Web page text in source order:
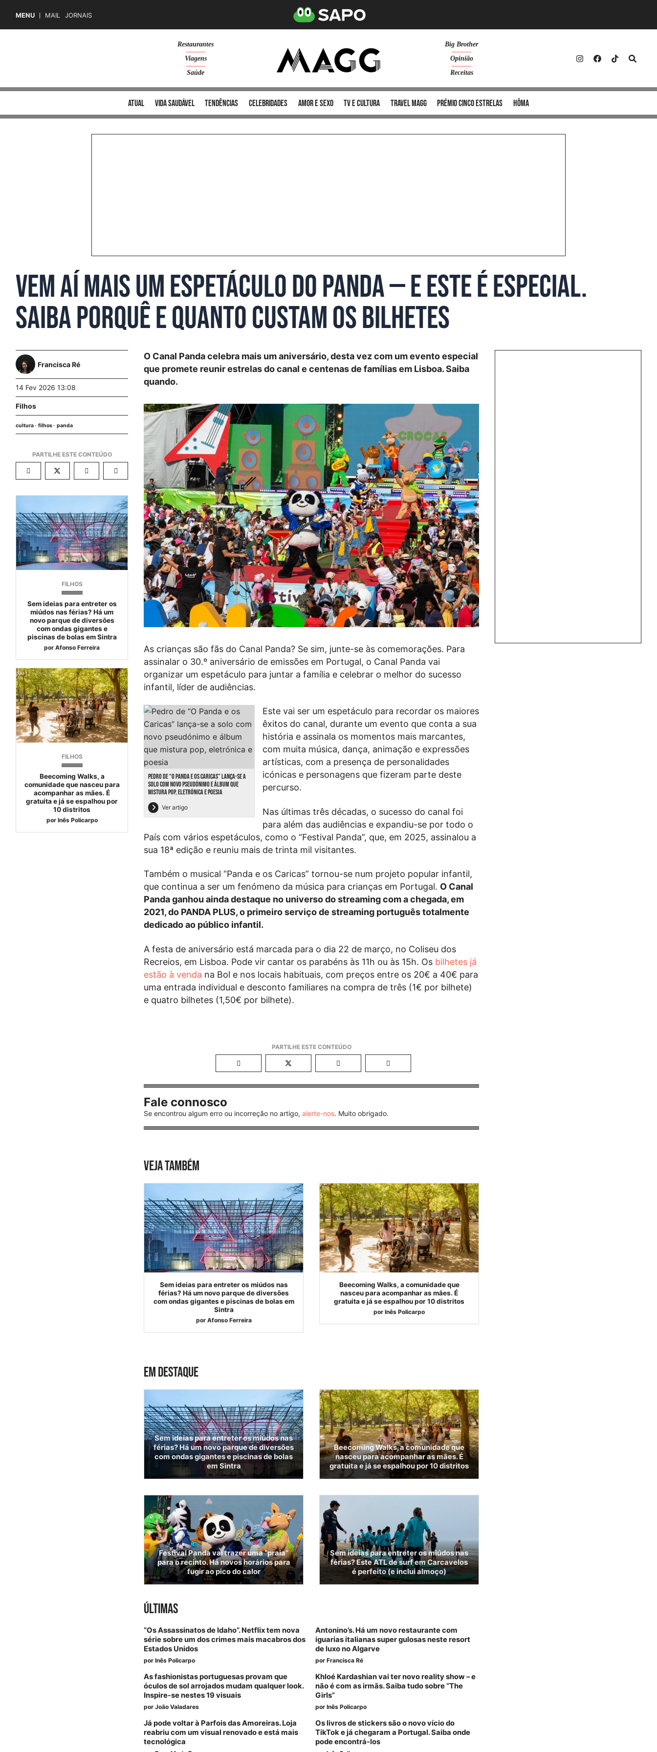
MENU MAIL JORNAIS
Restaurantes
Viagens
Saúde
Big Brother
Opinião
Receitas
atual vida saudável tendências celebridades amor e sexo TV e cultura Travel MAGG Prémio Cinco Estrelas Hôma
Vem aí mais um espetáculo do Panda — e este é especial.
Saiba porquê e quanto custam os bilhetes
Francisca Ré
14 Fev 2026 13:08
Filhos
cultura filhos panda
FILHOS
Sem ideias para entreter os
miúdos nas férias? Há um
novo parque de diversões
com ondas gigantes e
piscinas de bolas em Sintra
por Afonso Ferreira
FILHOS
Beecoming Walks, a
comunidade que nasceu para
acompanhar as mães. É
gratuita e já se espalhou por
10 distritos
por Inês Policarpo
O Canal Panda celebra mais um aniversário, desta vez com um evento especial
que promete reunir estrelas do canal e centenas de famílias em Lisboa. Saiba
quando.
As crianças são fãs do Canal Panda? Se sim, junte-se às comemorações. Para
assinalar o 30.º aniversário de emissões em Portugal, o Canal Panda vai
organizar um espetáculo para juntar a família e celebrar o melhor do sucesso
infantil, líder de audiências.
PEDRO DE “O PANDA E OS CARICAS” LANÇA-SE A
SOLO COM NOVO PSEUDÓNIMO E ÁLBUM QUE
MISTURA POP, ELETRÓNICA E POESIA
Ver artigo
Este vai ser um espetáculo para recordar os maiores
êxitos do canal, durante um evento que conta a sua
história e assinala os momentos mais marcantes,
com muita música, dança, animação e expressões
artísticas, com a presença de personalidades
icónicas e personagens que fizeram parte deste
percurso.
Nas últimas três décadas, o sucesso do canal foi
para além das audiências e expandiu-se por todo o
País com vários espetáculos, como o “Festival Panda”, que, em 2025, assinalou a
sua 18ª edição e reuniu mais de trinta mil visitantes.
Também o musical “Panda e os Caricas” tornou-se num projeto popular infantil,
que continua a ser um fenómeno da música para crianças em Portugal. O Canal
Panda ganhou ainda destaque no universo do streaming com a chegada, em
2021, do PANDA PLUS, o primeiro serviço de streaming português totalmente
dedicado ao público infantil.
A festa de aniversário está marcada para o dia 22 de março, no Coliseu dos
Recreios, em Lisboa. Pode vir cantar os parabéns às 11h ou às 15h. Os bilhetes já
estão à venda na Bol e nos locais habituais, com preços entre os 20€ a 40€ para
uma entrada individual e desconto familiares na compra de três (1€ por bilhete)
e quatro bilhetes (1,50€ por bilhete).
Fale connosco
Se encontrou algum erro ou incorreção no artigo,alerte-nos. Muito obrigado.
VEJA TAMBÉM
Sem ideias para entreter os miúdos nas
férias? Há um novo parque de diversões
com ondas gigantes e piscinas de bolas em
Sintra
por Afonso Ferreira
Beecoming Walks, a comunidade que
nasceu para acompanhar as mães. É
gratuita e já se espalhou por 10 distritos
por Inês Policarpo
EM DESTAQUE
Sem ideias para entreter os miúdos nas
férias? Há um novo parque de diversões
com ondas gigantes e piscinas de bolas
em Sintra
Beecoming Walks, a comunidade que
nasceu para acompanhar as mães. É
gratuita e já se espalhou por 10 distritos
Festival Panda vai trazer uma “praia”
para o recinto. Há novos horários para
fugir ao pico do calor
Sem ideias para entreter os miúdos nas
férias? Este ATL de surf em Carcavelos
é perfeito (e inclui almoço)
ÚLTIMAS
“Os Assassinatos de Idaho”. Netflix tem nova
série sobre um dos crimes mais macabros dos
Estados Unidos
por Inês Policarpo
Antonino’s. Há um novo restaurante com
iguarias italianas super gulosas neste resort
de luxo no Algarve
por Francisca Ré
As fashionistas portuguesas provam que
óculos de sol arrojados mudam qualquer look.
Inspire-se nestes 19 visuais
por João Valadares
Khloé Kardashian vai ter novo reality show – e
não é com as irmãs. Saiba tudo sobre “The
Girls”
por Inês Policarpo
Já pode voltar à Parfois das Amoreiras. Loja
reabriu com um visual renovado e está mais
tecnológica
Os livros de stickers são o novo vício do
TikTok e já chegaram a Portugal. Saiba onde
pode encontrá-los